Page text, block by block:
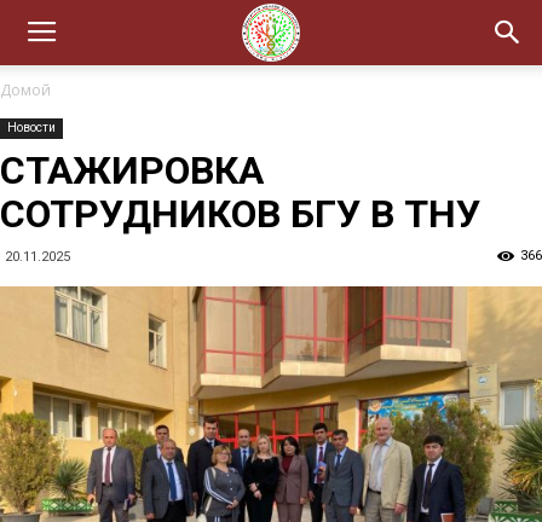
Домой
Новости
СТАЖИРОВКА
СОТРУДНИКОВ БГУ В ТНУ
20.11.2025 366